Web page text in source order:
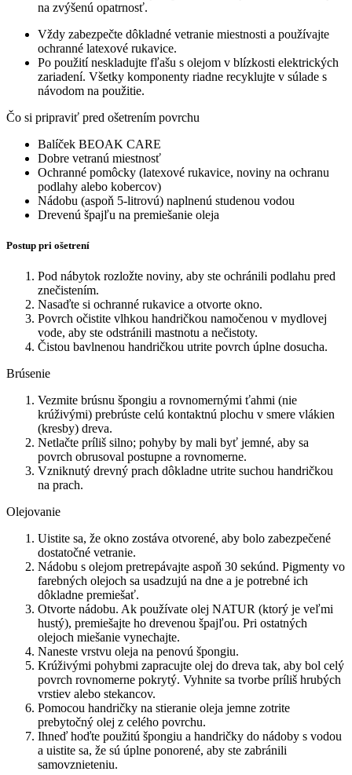
na zvýšenú opatrnosť.
Vždy zabezpečte dôkladné vetranie miestnosti a používajte
ochranné latexové rukavice.
Po použití neskladujte fľašu s olejom v blízkosti elektrických
zariadení. Všetky komponenty riadne recyklujte v súlade s
návodom na použitie.
Čo si pripraviť pred ošetrením povrchu
Balíček BEOAK CARE
Dobre vetranú miestnosť
Ochranné pomôcky (latexové rukavice, noviny na ochranu
podlahy alebo kobercov)
Nádobu (aspoň 5-litrovú) naplnenú studenou vodou
Drevenú špajľu na premiešanie oleja
Postup pri ošetrení
Pod nábytok rozložte noviny, aby ste ochránili podlahu pred
znečistením.
Nasaďte si ochranné rukavice a otvorte okno.
Povrch očistite vlhkou handričkou namočenou v mydlovej
vode, aby ste odstránili mastnotu a nečistoty.
Čistou bavlnenou handričkou utrite povrch úplne dosucha.
Brúsenie
Vezmite brúsnu špongiu a rovnomernými ťahmi (nie
krúživými) prebrúste celú kontaktnú plochu v smere vlákien
(kresby) dreva.
Netlačte príliš silno; pohyby by mali byť jemné, aby sa
povrch obrusoval postupne a rovnomerne.
Vzniknutý drevný prach dôkladne utrite suchou handričkou
na prach.
Olejovanie
Uistite sa, že okno zostáva otvorené, aby bolo zabezpečené
dostatočné vetranie.
Nádobu s olejom pretrepávajte aspoň 30 sekúnd. Pigmenty vo
farebných olejoch sa usadzujú na dne a je potrebné ich
dôkladne premiešať.
Otvorte nádobu. Ak používate olej NATUR (ktorý je veľmi
hustý), premiešajte ho drevenou špajľou. Pri ostatných
olejoch miešanie vynechajte.
Naneste vrstvu oleja na penovú špongiu.
Krúživými pohybmi zapracujte olej do dreva tak, aby bol celý
povrch rovnomerne pokrytý. Vyhnite sa tvorbe príliš hrubých
vrstiev alebo stekancov.
Pomocou handričky na stieranie oleja jemne zotrite
prebytočný olej z celého povrchu.
Ihneď hoďte použitú špongiu a handričky do nádoby s vodou
a uistite sa, že sú úplne ponorené, aby ste zabránili
samovznieteniu.